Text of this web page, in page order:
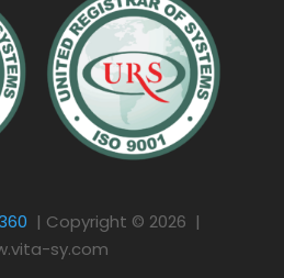
| Copyright © 2026 |
sy.com